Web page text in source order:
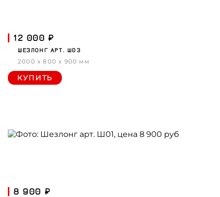
12 000 ₽
ШЕЗЛОНГ АРТ. Ш03
2000 x 800 x 900 мм
КУПИТЬ
8 900 ₽